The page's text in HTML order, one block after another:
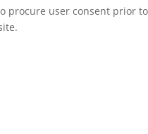
procure user consent prior to